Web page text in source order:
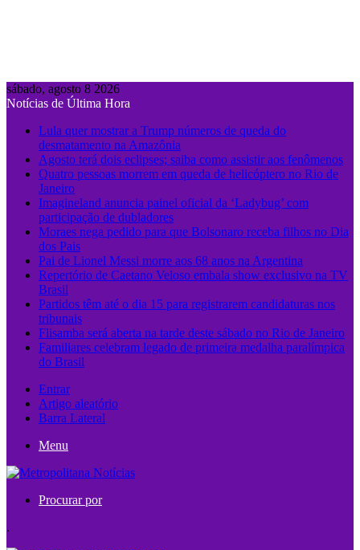
sábado, agosto 8 2026
Notícias de Última Hora
Lula quer mostrar a Trump números de queda do
desmatamento na Amazônia
Agosto terá dois eclipses; saiba como assistir aos fenômenos
Quatro pessoas morrem em queda de helicóptero no Rio de
Janeiro
Imagineland anuncia painel oficial da ‘Ladybug’ com
participação de dubladores
Moraes nega pedido para que Bolsonaro receba filhos no Dia
dos Pais
Pai de Lionel Messi morre aos 68 anos na Argentina
Repertório de Caetano Veloso embala show exclusivo na TV
Brasil
Partidos têm até o dia 15 para registrarem candidaturas nos
tribunais
Flisamba será aberta na tarde deste sábado no Rio de Janeiro
Familiares celebram legado de primeira medalha paralímpica
do Brasil
Entrar
Artigo aleatório
Barra Lateral
Menu
Procurar por
.